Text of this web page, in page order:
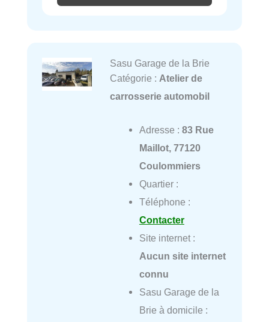
Sasu Garage de la Brie
Catégorie : Atelier de
carrosserie automobil
Adresse : 83 Rue
Maillot, 77120
Coulommiers
Quartier :
Téléphone :
Contacter
Site internet :
Aucun site internet
connu
Sasu Garage de la
Brie à domicile :